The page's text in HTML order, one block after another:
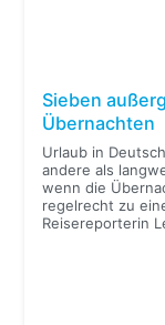
Sieben
Übernachten
Urlaub in
andere als
wenn die
regelrecht zu
Reisereporterin